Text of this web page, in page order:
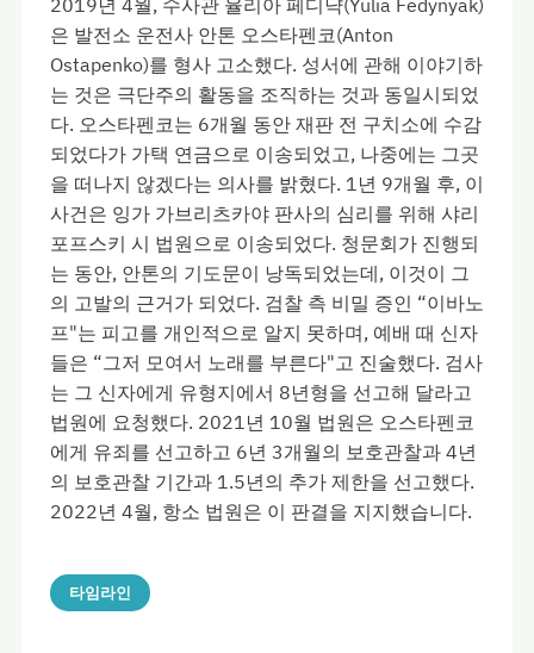
2019년 4월, 수사관 율리아 페디냑(Yulia Fedynyak)
은 발전소 운전사 안톤 오스타펜코(Anton
Ostapenko)를 형사 고소했다. 성서에 관해 이야기하
는 것은 극단주의 활동을 조직하는 것과 동일시되었
다. 오스타펜코는 6개월 동안 재판 전 구치소에 수감
되었다가 가택 연금으로 이송되었고, 나중에는 그곳
을 떠나지 않겠다는 의사를 밝혔다. 1년 9개월 후, 이
사건은 잉가 가브리츠카야 판사의 심리를 위해 샤리
포프스키 시 법원으로 이송되었다. 청문회가 진행되
는 동안, 안톤의 기도문이 낭독되었는데, 이것이 그
의 고발의 근거가 되었다. 검찰 측 비밀 증인 “이바노
프"는 피고를 개인적으로 알지 못하며, 예배 때 신자
들은 “그저 모여서 노래를 부른다"고 진술했다. 검사
는 그 신자에게 유형지에서 8년형을 선고해 달라고
법원에 요청했다. 2021년 10월 법원은 오스타펜코
에게 유죄를 선고하고 6년 3개월의 보호관찰과 4년
의 보호관찰 기간과 1.5년의 추가 제한을 선고했다.
2022년 4월, 항소 법원은 이 판결을 지지했습니다.
타임라인